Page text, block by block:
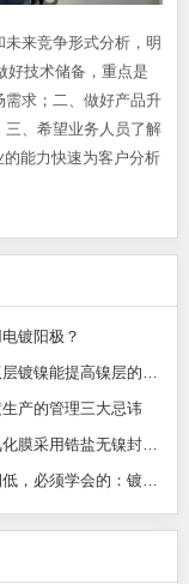
来竞争形式分析，明
好技术储备，重点是
求；二、做好产品升
、希望业务人员了解
能力快速为客户分析
镀阳极？
为什么双层镀镍能提高镍层的防护性能?
产的管理三大忌讳
铝阳极氧化膜采用锆盐无镍封闭发白问题的研究
电镀利润低，必须学会的：镀层厚度控制与成本计算方法